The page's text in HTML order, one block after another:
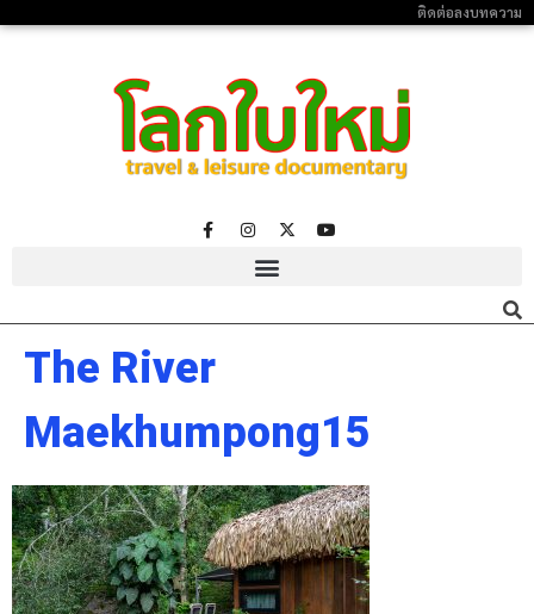
ติดต่อลงบทความ
The River
Maekhumpong15